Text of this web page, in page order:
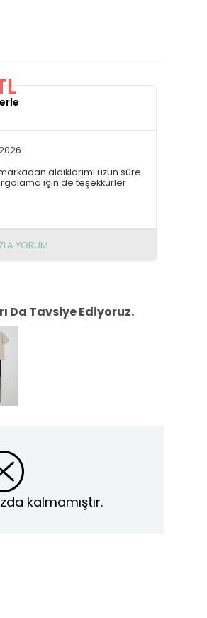
aldıklarımı uzun süre
için de teşekkürler
YORUM
Da Tavsiye Ediyoruz.
kalmamıştır.